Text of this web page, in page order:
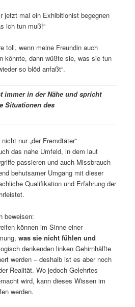
jetzt mal ein Exhibitionist begegnen
ich tun muß!“
toll, wenn meine Freundin auch
könnte, dann wüßte sie, was sie tun
so blöd anfaßt“.
immer in der Nähe und spricht
Situationen des
nur „der Fremdtäter“
das nahe Umfeld, in dem laut
passieren und auch Missbrauch
behutsamer Umgang mit dieser
Qualifikation und Erfahrung der
beweisen:
können im Sinne einer
was sie nicht fühlen und
denkenden linken Gehirnhälfte
werden – deshalb ist es aber noch
Realität. Wo jedoch Gelehrtes
wird, kann dieses Wissen im
werden.